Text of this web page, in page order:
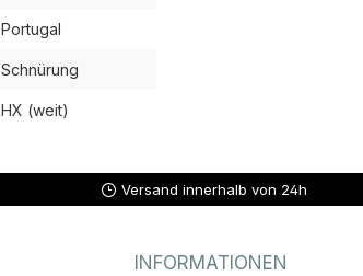
Portugal
Schnürung
HX (weit)
Versand innerhalb von 24h
INFORMATIONEN